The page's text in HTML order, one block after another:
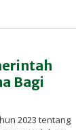
Bagi
2023 tentang